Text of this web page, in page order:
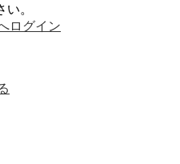
さい。
ログイン